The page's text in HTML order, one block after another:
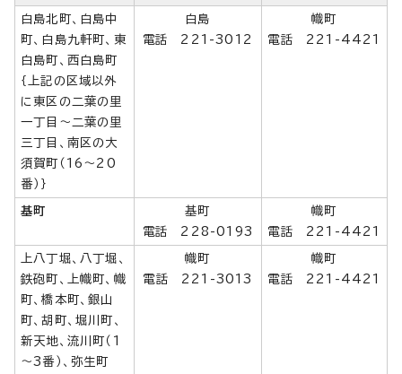
白島北町、白島中
町、白島九軒町、東
白島町、西白島町
｛上記の区域以外
に東区の二葉の里
一丁目～二葉の里
三丁目、南区の大
須賀町（16～20
番）｝
白島
電話 221-3012
幟町
電話 221-4421
基町
基町
電話 228-0193
幟町
電話 221-4421
上八丁堀、八丁堀、
鉄砲町、上幟町、幟
町、橋本町、銀山
町、胡町、堀川町、
新天地、流川町（1
～3番）、弥生町
幟町
電話 221-3013
幟町
電話 221-4421